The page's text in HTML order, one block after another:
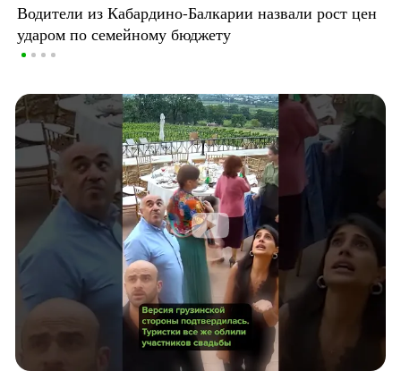
Водители из Кабардино-Балкарии назвали рост цен
ударом по семейному бюджету